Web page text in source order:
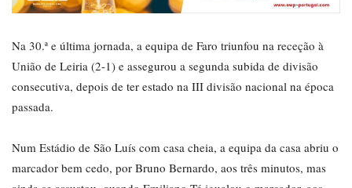
Na 30.ª e última jornada, a equipa de Faro triunfou na receção à
União de Leiria (2-1) e assegurou a segunda subida de divisão
consecutiva, depois de ter estado na III divisão nacional na época
passada.
Num Estádio de São Luís com casa cheia, a equipa da casa abriu o
marcador bem cedo, por Bruno Bernardo, aos três minutos, mas